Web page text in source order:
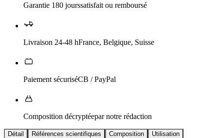
Garantie 180 jourssatisfait ou remboursé
Livraison 24-48 hFrance, Belgique, Suisse
Paiement sécuriséCB / PayPal
Composition décryptéepar notre rédaction
Détail Références scientifiques Composition Utilisation